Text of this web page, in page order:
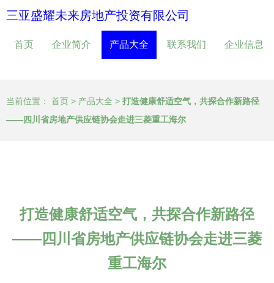
三亚盛耀未来房地产投资有限公司
首页 企业简介 产品大全 联系我们 企业信息
当前位置： 首页 > 产品大全 > 打造健康舒适空气，共探合作新路径
——四川省房地产供应链协会走进三菱重工海尔
打造健康舒适空气，共探合作新路径
——四川省房地产供应链协会走进三菱
重工海尔